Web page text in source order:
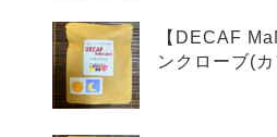
【DECAF
ンクローブ(